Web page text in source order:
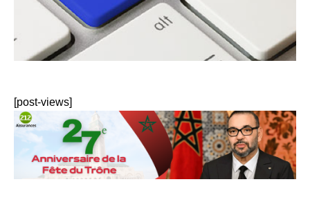
[post-views]